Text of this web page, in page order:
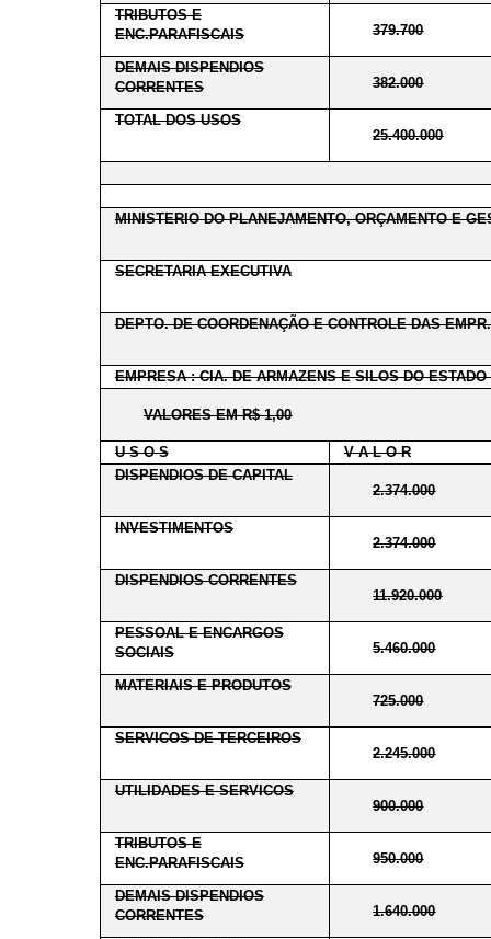
TRIBUTOS E
ENC.PARAFISCAIS
379.700
DEMAIS DISPENDIOS
CORRENTES
382.000
TOTAL DOS USOS
25.400.000
MINISTERIO DO PLANEJAMENTO, ORÇAMENTO E
SECRETARIA EXECUTIVA
DEPTO. DE COORDENAÇÃO E CONTROLE DAS
EMPRESA : CIA. DE ARMAZENS E SILOS DO
VALORES EM R$ 1,00
U S O S
V A L O R
DISPENDIOS DE CAPITAL
2.374.000
INVESTIMENTOS
2.374.000
DISPENDIOS CORRENTES
11.920.000
PESSOAL E ENCARGOS
SOCIAIS
5.460.000
MATERIAIS E PRODUTOS
725.000
SERVICOS DE TERCEIROS
2.245.000
UTILIDADES E SERVICOS
900.000
TRIBUTOS E
ENC.PARAFISCAIS
950.000
DEMAIS DISPENDIOS
CORRENTES
1.640.000